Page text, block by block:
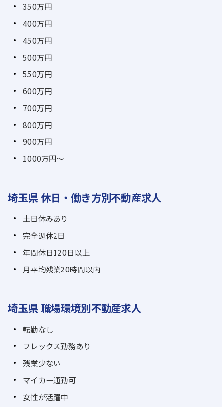
350万円
400万円
450万円
500万円
550万円
600万円
700万円
800万円
900万円
1000万円～
埼玉県 休日・働き方別不動産求人
土日休みあり
完全週休2日
年間休日120日以上
月平均残業20時間以内
埼玉県 職場環境別不動産求人
転勤なし
フレックス勤務あり
残業少ない
マイカー通勤可
女性が活躍中